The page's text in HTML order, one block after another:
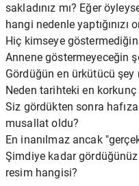
sakladınız mı? Eğer
hangi nedenle yaptığınızı
Hiç kimseye
Annene göstermeyeceğin
Gördüğün en ürkütücü şey
Neden tarihteki en korkunç
Siz gördükten sonra
musallat oldu?
En inanılmaz ancak
Şimdiye kadar
resim hangisi?